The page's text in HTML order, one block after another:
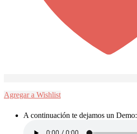
Agregar a Wishlist
A continuación te dejamos un Demo: